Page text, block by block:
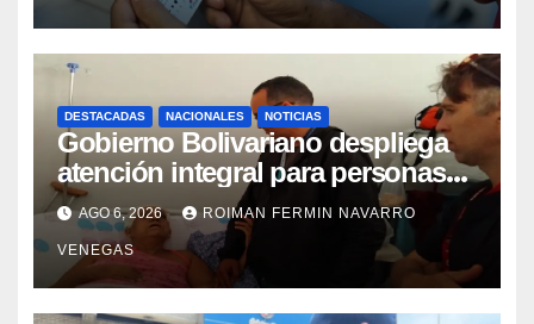
DESTACADAS NACIONALES NOTICIAS
Gobierno Bolivariano despliega
atención integral para personas
con discapacidad en
campamentos de La Guaira
AGO 6, 2026 ROIMAN FERMIN NAVARRO
VENEGAS